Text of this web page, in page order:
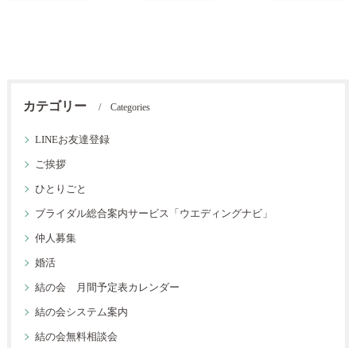
カテゴリー Categories
LINEお友達登録
ご挨拶
ひとりごと
ブライダル総合案内サービス「ウエディングナビ」
仲人募集
婚活
結の会 月間予定表カレンダー
結の会システム案内
結の会無料相談会